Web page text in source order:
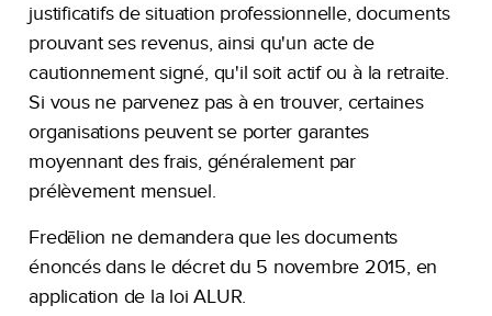
justificatifs de situation professionnelle, documents
prouvant ses revenus, ainsi qu'un acte de
cautionnement signé, qu'il soit actif ou à la retraite.
Si vous ne parvenez pas à en trouver, certaines
organisations peuvent se porter garantes
moyennant des frais, généralement par
prélèvement mensuel.
Fredēlion ne demandera que les documents
énoncés dans le décret du 5 novembre 2015, en
application de la loi ALUR.